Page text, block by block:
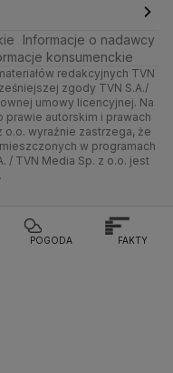
Kluczbork
Brodnica
Góry
Poręba
Informacje o nadawcy
konsumenckie
redakcyjnych TVN
zgody TVN S.A./
umowy licencyjnej. Na
prawie autorskim i prawach
o.o. wyraźnie zastrzega, że
w programach
/ TVN Media Sp. z o.o. jest
POGODA FAKTY